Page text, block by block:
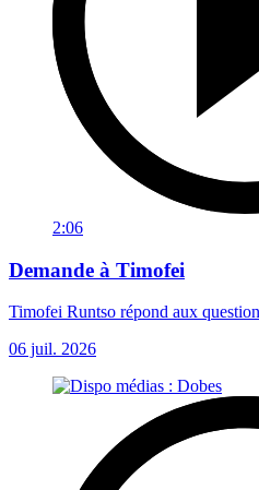
2:06
Demande à Timofei
Timofei Runtso répond aux
06 juil. 2026